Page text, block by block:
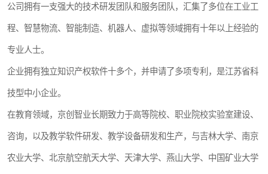
公司拥有一支强大的技术研发团队和服务团队，汇集了多位在工业工
程、智慧物流、智能制造、机器人、虚拟等领域拥有十年以上经验的
专业人士。
企业拥有独立知识产权软件十多个，并申请了多项专利，是江苏省科
技型中小企业。
在教育领域，京创智业长期致力于高等院校、职业院校实验室建设、
咨询，以及教学软件研发、教学设备研发和生产，与吉林大学、南京
农业大学、北京航空航天大学、天津大学、燕山大学、中国矿业大学